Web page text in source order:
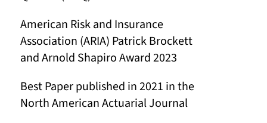
American Risk and Insurance
Association (ARIA) Patrick Brockett
and Arnold Shapiro Award 2023
Best Paper published in 2021 in the
North American Actuarial Journal